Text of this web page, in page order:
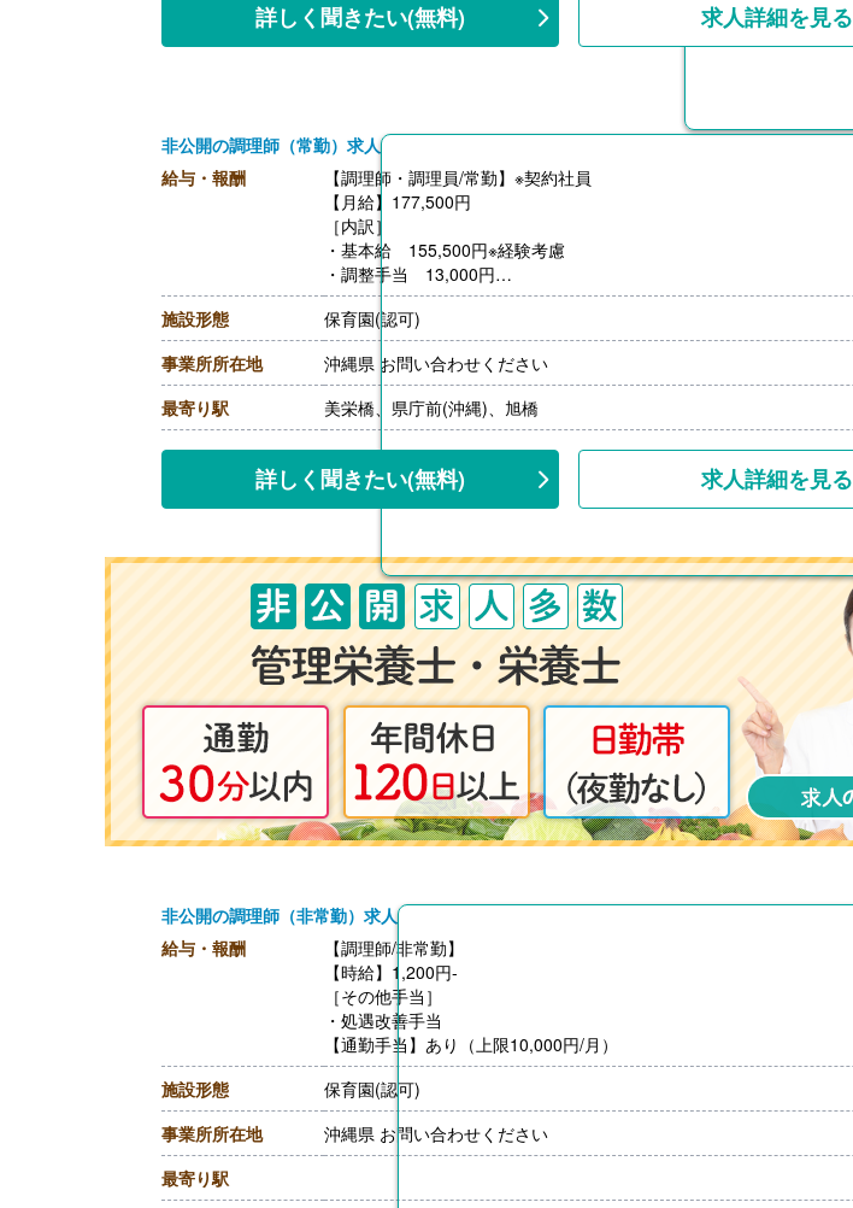
詳しく聞きたい(無料) 求人詳細を見る
非公開の調理師（常勤）求人
給与・報酬
【調理師・調理員/常勤】※契約社員
【月給】177,500円
［内訳］
・基本給 155,500円※経験考慮
・調整手当 13,000円
・処遇改善3手当 9,000円
［その他手当］
・資格手当 調理師15,000円
【賞与】なし
【通勤手当】あり（上限24,500円/月）
【昇給】あり（1時間あたり10円）※前年度実績
施設形態
保育園(認可)
事業所所在地
沖縄県 お問い合わせください
最寄り駅
美栄橋、県庁前(沖縄)、旭橋
詳しく聞きたい(無料) 求人詳細を見る
非公開の調理師（非常勤）求人
給与・報酬
【調理師/非常勤】
【時給】1,200円-
［その他手当］
・処遇改善手当
【通勤手当】あり（上限10,000円/月）
施設形態
保育園(認可)
事業所所在地
沖縄県 お問い合わせください
最寄り駅